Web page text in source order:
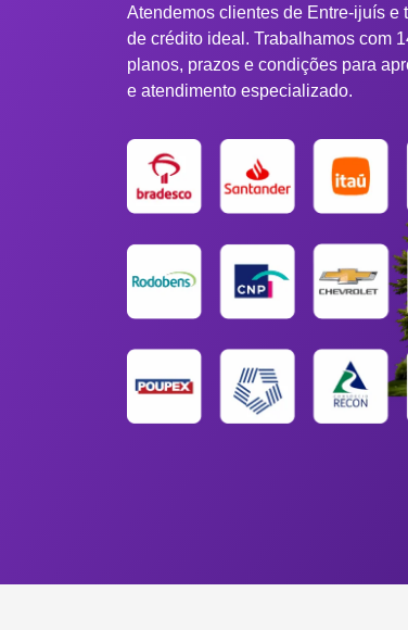
Atendemos clientes de Entre-ijuís e
de crédito ideal. Trabalhamos com
planos, prazos e condições para
e atendimento especializado.